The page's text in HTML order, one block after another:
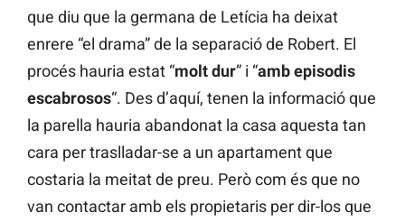
que diu que la germana de Letícia ha deixat
enrere “el drama” de la separació de Robert. El
procés hauria estat “molt dur” i “amb episodis
escabrosos“. Des d’aquí, tenen la informació que
la parella hauria abandonat la casa aquesta tan
cara per traslladar-se a un apartament que
costaria la meitat de preu. Però com és que no
van contactar amb els propietaris per dir-los que